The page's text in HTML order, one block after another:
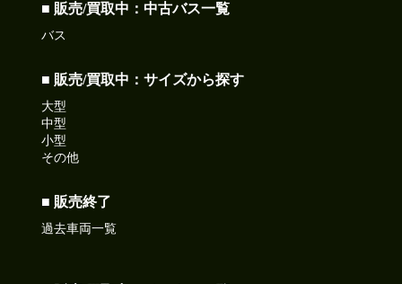
■ 販売/買取中：中古バス一覧
バス
■ 販売/買取中：サイズから探す
大型
中型
小型
その他
■ 販売終了
過去車両一覧